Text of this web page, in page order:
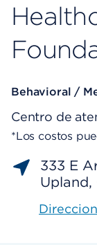
Behavioral /
Centro de
*Los costos
333 E
Upland,